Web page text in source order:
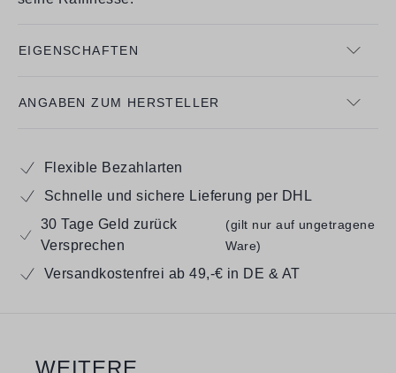
EIGENSCHAFTEN
ANGABEN ZUM HERSTELLER
Flexible Bezahlarten
Schnelle und sichere Lieferung per DHL
30 Tage Geld zurück
Versprechen
(gilt nur auf ungetragene
Ware)
Versandkostenfrei ab 49,-€ in DE & AT
Produktgalerie überspringen
WEITERE